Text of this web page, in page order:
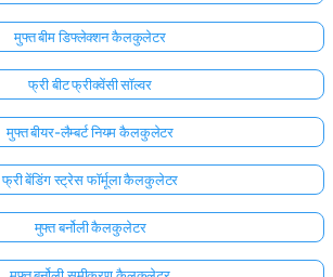
मुफ्त बीम डिफ्लेक्शन कैलकुलेटर
फ्री बीट फ्रीक्वेंसी सॉल्वर
मुफ्त बीयर-लैम्बर्ट नियम कैलकुलेटर
फ्री बेंडिंग स्ट्रेस फॉर्मूला कैलकुलेटर
मुफ्त बर्नोली कैलकुलेटर